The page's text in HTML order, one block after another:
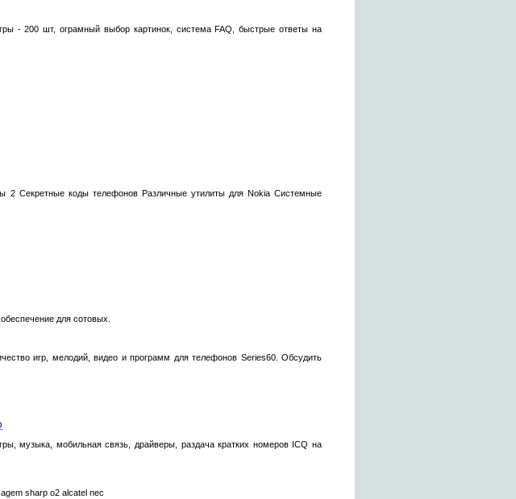
- 200 шт, ограмный выбор картинок, система FAQ, быстрые ответы на
Секретные коды телефонов Различные утилиты для Nokia Системные
для сотовых.
игр, мелодий, видео и программ для телефонов Series60. Обсудить
музыка, мобильная связь, драйверы, раздача кратких номеров ICQ на
sharp o2 alcatel nec